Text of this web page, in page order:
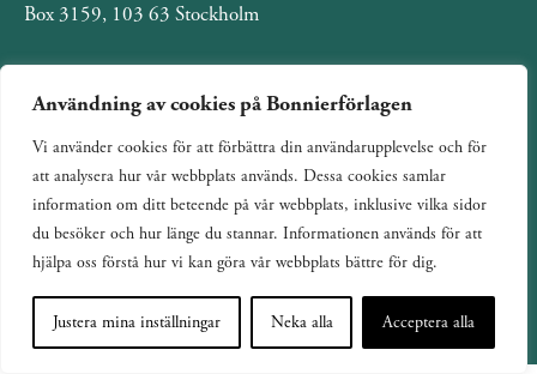
Användning av cookies på Bonnierförlagen
Vi använder cookies för att förbättra din användarupplevelse och för
att analysera hur vår webbplats används. Dessa cookies samlar
information om ditt beteende på vår webbplats, inklusive vilka sidor
du besöker och hur länge du stannar. Informationen används för att
hjälpa oss förstå hur vi kan göra vår webbplats bättre för dig.
Justera mina inställningar Neka alla Acceptera alla
Box 3159, 103 63 Stockholm
Om Bonnierförlagen
Cookies
Integritetspolicy